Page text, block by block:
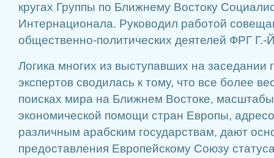
кругах Группы по Ближ­нему Востоку
Интернационала. Руководил работой
общественно-политичес­ких деятелей ФРГ Г.-
Логика многих из выступав­ших на заседании
экспертов сводилась к тому, что все более
поисках мира на Ближ­нем Востоке,
экономической помощи стран Европы,
различным арабским государствам, дают
предоставления Европейско­му Союзу